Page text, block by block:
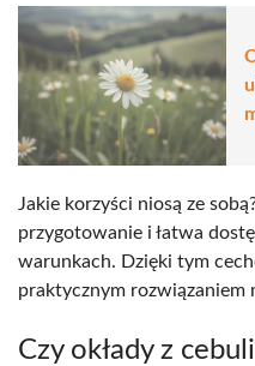
Jakie korzyści niosą ze
przygotowanie i łatwa
warunkach. Dzięki tym
praktycznym rozwiązaniem
Czy okłady z